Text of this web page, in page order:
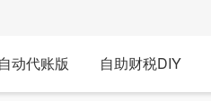
自动代账版 自助财税DIY